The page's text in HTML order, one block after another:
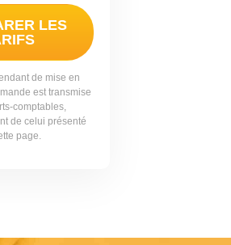
LES
de mise en
est transmise
comptables,
de celui présenté
page.